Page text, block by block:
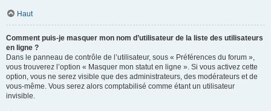
Haut
Comment puis-je masquer mon nom d’utilisateur de la liste des utilisateurs
en ligne ?
Dans le panneau de contrôle de l’utilisateur, sous « Préférences du forum »,
vous trouverez l’option « Masquer mon statut en ligne ». Si vous activez cette
option, vous ne serez visible que des administrateurs, des modérateurs et de
vous-même. Vous serez alors comptabilisé comme étant un utilisateur
invisible.